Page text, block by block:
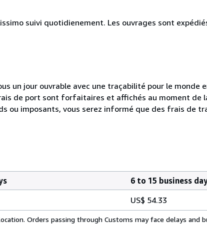
suivi quotidienement. Les ouvrages sont
un jour ouvrable avec une traçabilité pour le monde
de port sont forfaitaires et affichés au moment de
ou imposants, vous serez informé que des frais de
6 to 15 business
US$ 54.33
Orders passing through Customs may face delays and